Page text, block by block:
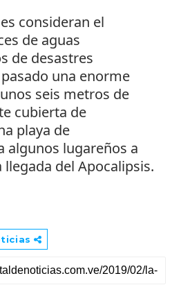
consideran el
de aguas
de desastres
una enorme
seis metros de
cubierta de
playa de
algunos lugareños a
del Apocalipsis.